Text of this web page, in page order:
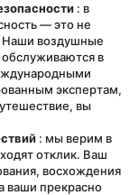
: в
— это не
Наши воздушные
в
экспертам,
вы
: мы верим в
отклик. Ваш
восхождения
ваши прекрасно